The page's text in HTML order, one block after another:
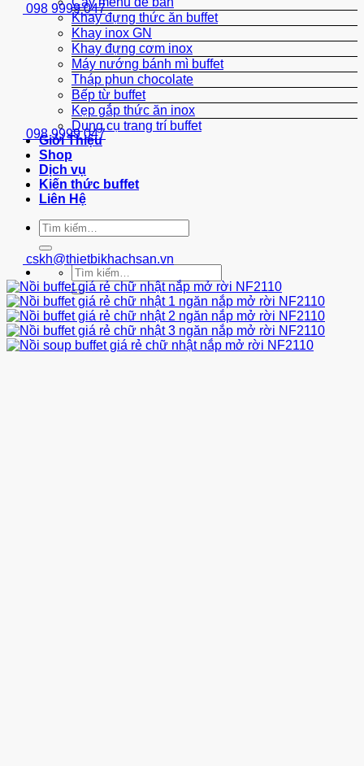
Khay đựng thức ăn buffet
Khay inox GN
Khay đựng cơm inox
Máy nướng bánh mì buffet
Tháp phun chocolate
Bếp từ buffet
Kẹp gắp thức ăn inox
Dụng cụ trang trí buffet
Giới Thiệu
Shop
Dịch vụ
Kiến thức buffet
Liên Hệ
Tìm
kiếm:
Tìm
kiếm:
098 9999 047
098 9999 047
cskh@thietbikhachsan.vn